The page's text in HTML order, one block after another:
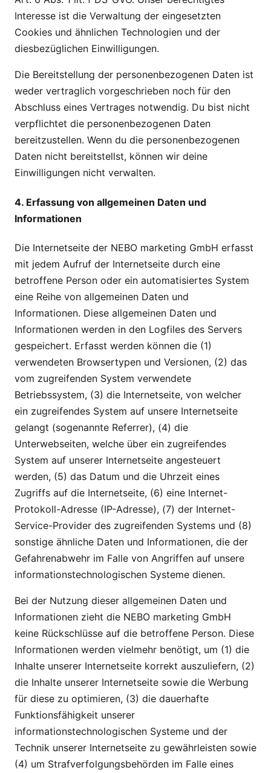
Interesse ist die Verwaltung der eingesetzten
Cookies und ähnlichen Technologien und der
diesbezüglichen Einwilligungen.
Die Bereitstellung der personenbezogenen Daten ist
weder vertraglich vorgeschrieben noch für den
Abschluss eines Vertrages notwendig. Du bist nicht
verpflichtet die personenbezogenen Daten
bereitzustellen. Wenn du die personenbezogenen
Daten nicht bereitstellst, können wir deine
Einwilligungen nicht verwalten.
4. Erfassung von allgemeinen Daten und
Informationen
Die Internetseite der NEBO marketing GmbH erfasst
mit jedem Aufruf der Internetseite durch eine
betroffene Person oder ein automatisiertes System
eine Reihe von allgemeinen Daten und
Informationen. Diese allgemeinen Daten und
Informationen werden in den Logfiles des Servers
gespeichert. Erfasst werden können die (1)
verwendeten Browsertypen und Versionen, (2) das
vom zugreifenden System verwendete
Betriebssystem, (3) die Internetseite, von welcher
ein zugreifendes System auf unsere Internetseite
gelangt (sogenannte Referrer), (4) die
Unterwebseiten, welche über ein zugreifendes
System auf unserer Internetseite angesteuert
werden, (5) das Datum und die Uhrzeit eines
Zugriffs auf die Internetseite, (6) eine Internet-
Protokoll-Adresse (IP-Adresse), (7) der Internet-
Service-Provider des zugreifenden Systems und (8)
sonstige ähnliche Daten und Informationen, die der
Gefahrenabwehr im Falle von Angriffen auf unsere
informationstechnologischen Systeme dienen.
Bei der Nutzung dieser allgemeinen Daten und
Informationen zieht die NEBO marketing GmbH
keine Rückschlüsse auf die betroffene Person. Diese
Informationen werden vielmehr benötigt, um (1) die
Inhalte unserer Internetseite korrekt auszuliefern, (2)
die Inhalte unserer Internetseite sowie die Werbung
für diese zu optimieren, (3) die dauerhafte
Funktionsfähigkeit unserer
informationstechnologischen Systeme und der
Technik unserer Internetseite zu gewährleisten sowie
(4) um Strafverfolgungsbehörden im Falle eines